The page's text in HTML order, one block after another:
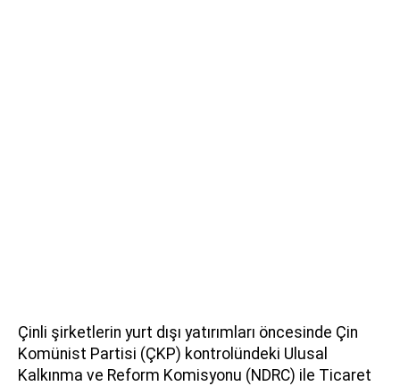
Çinli şirketlerin yurt dışı yatırımları öncesinde Çin
Komünist Partisi (ÇKP) kontrolündeki Ulusal
Kalkınma ve Reform Komisyonu (NDRC) ile Ticaret